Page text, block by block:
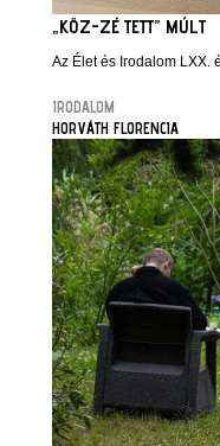
„KÖZ-ZÉ TETT” MÚLT
Az Élet és Irodalom LXX.
IRODALOM
HORVÁTH FLORENCIA